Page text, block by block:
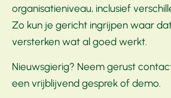
organisatieniveau, inclusief
Zo kun je gericht ingrijpen waar
versterken wat al goed werkt.
Nieuwsgierig? Neem gerust
een vrijblijvend gesprek of demo.